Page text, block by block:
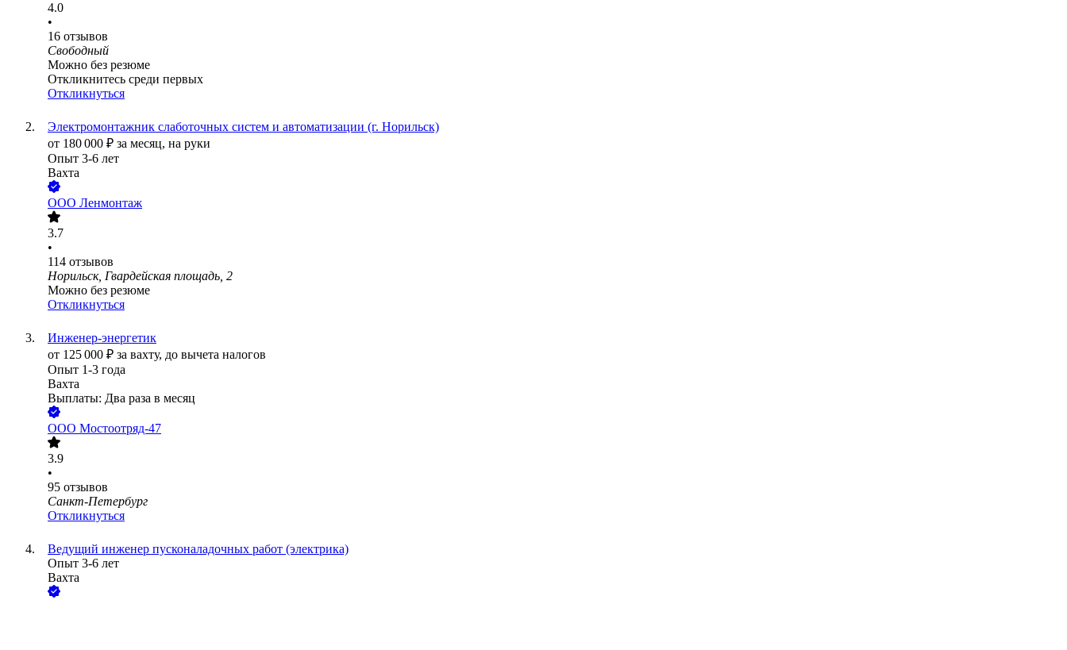
4.0
•
16 отзывов
Свободный
Можно без резюме
Откликнитесь среди первых
Откликнуться
Электромонтажник слаботочных систем и автоматизации (г. Норильск)
от 180 000 ₽ за месяц, на руки
Опыт 3-6 лет
Вахта
ООО Ленмонтаж
3.7
•
114 отзывов
Норильск, Гвардейская площадь, 2
Можно без резюме
Откликнуться
Инженер-энергетик
от 125 000 ₽ за вахту, до вычета налогов
Опыт 1-3 года
Вахта
Выплаты: Два раза в месяц
ООО Мостоотряд-47
3.9
•
95 отзывов
Санкт-Петербург
Откликнуться
Ведущий инженер пусконаладочных работ (электрика)
Опыт 3-6 лет
Вахта